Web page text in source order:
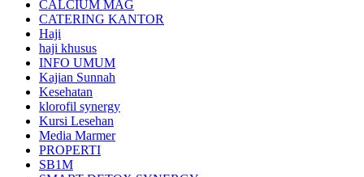
CALCIUM MAG
CATERING KANTOR
Haji
haji khusus
INFO UMUM
Kajian Sunnah
Kesehatan
klorofil synergy
Kursi Lesehan
Media Marmer
PROPERTI
SB1M